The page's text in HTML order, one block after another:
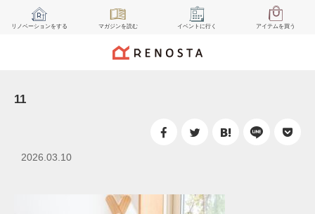
リノベーションをする マガジンを読む イベント に行く アイテムを買う
11
2026.03.10